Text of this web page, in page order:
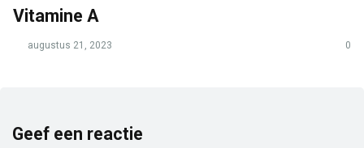
Vitamine A
augustus 21, 2023 0
Geef een reactie